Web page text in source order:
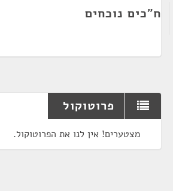
ח"כים נוכחים
פרוטוקול
מצטערים! אין לנו את הפרוטוקול.